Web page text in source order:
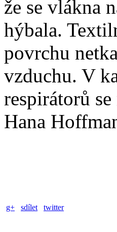
že se vlákna
hýbala.
povrchu
vzduchu. V
respirátorů
Hana
g+ sdílet twitter